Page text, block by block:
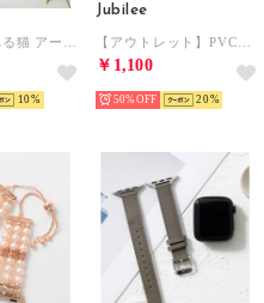
10
Jubilee
￥1,100
50% 20